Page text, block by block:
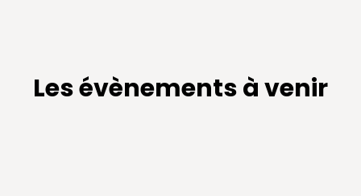
Les évènements à venir